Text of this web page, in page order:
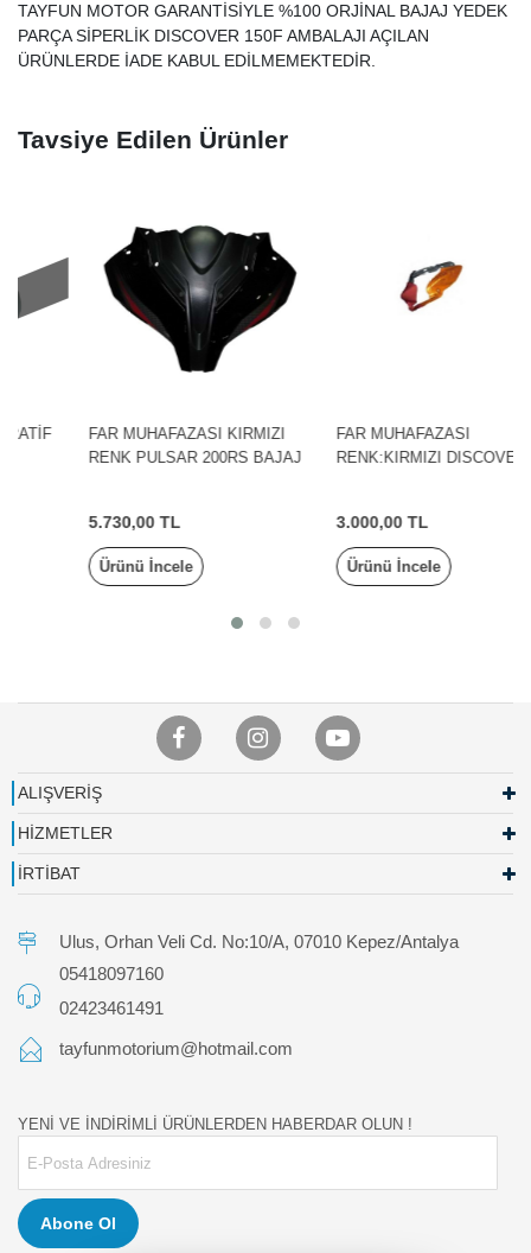
TAYFUN MOTOR GARANTİSİYLE %100 ORJİNAL BAJAJ YEDEK
PARÇA SİPERLİK DISCOVER 150F AMBALAJI AÇILAN
ÜRÜNLERDE İADE KABUL EDİLMEMEKTEDİR.
Tavsiye Edilen Ürünler
FAR MUHAFAZASI KIRMIZI
RENK PULSAR 200RS BAJAJ
5.730,00 TL
Ürünü İncele
FAR MUHAFAZASI
RENK:KIRMIZI DISCOVER
3.000,00 TL
Ürünü İncele
ALIŞVERİŞ
HİZMETLER
İRTİBAT
Ulus, Orhan Veli Cd. No:10/A, 07010 Kepez/Antalya
05418097160
02423461491
tayfunmotorium@hotmail.com
YENİ VE İNDİRİMLİ ÜRÜNLERDEN HABERDAR OLUN !
Abone Ol